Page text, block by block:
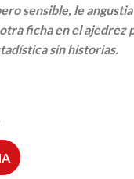
sensible, le
ficha en el
sin historias.